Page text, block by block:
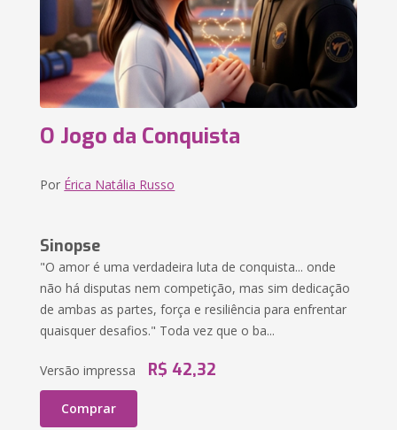
O Jogo da Conquista
Por Érica Natália Russo
Sinopse
"O amor é uma verdadeira luta de conquista... onde
não há disputas nem competição, mas sim dedicação
de ambas as partes, força e resiliência para enfrentar
quaisquer desafios." Toda vez que o ba...
Versão impressa R$ 42,32
Comprar